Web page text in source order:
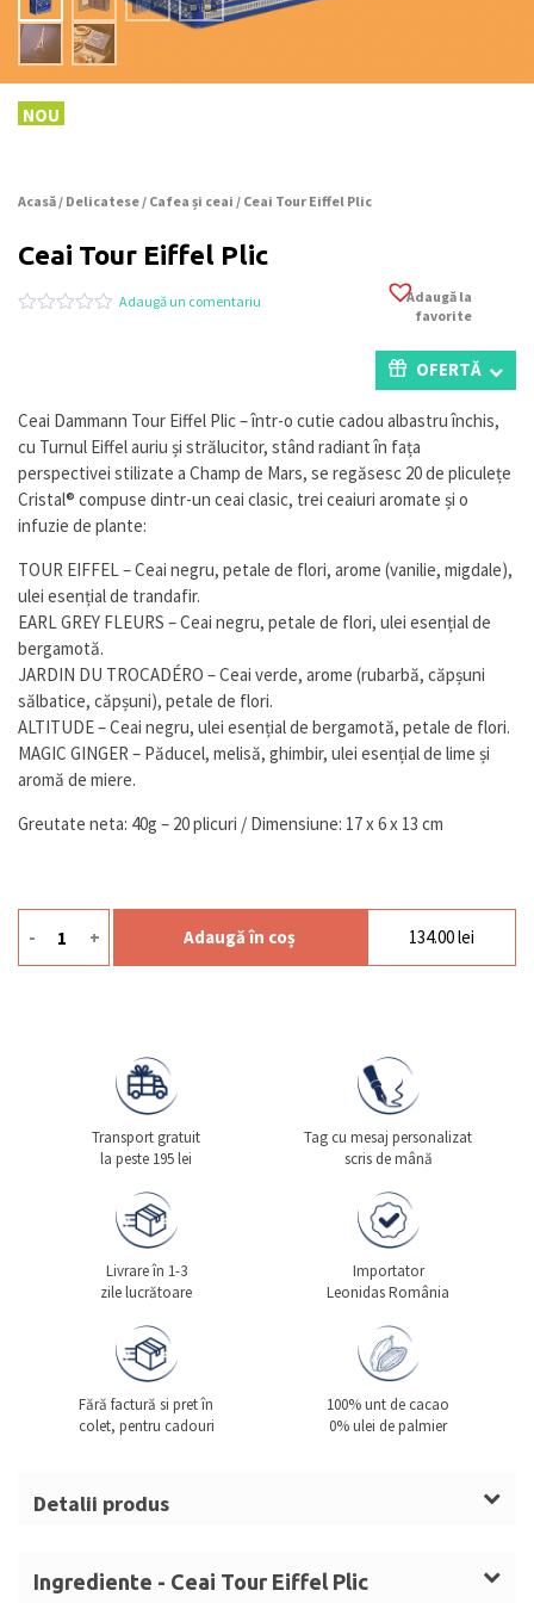
NOU
Acasă / Delicatese / Cafea și ceai / Ceai Tour Eiffel Plic
Ceai Tour Eiffel Plic
pe
a
evaluări
de
la
clienți
Adaugă un comentariu
Adaugă la
favorite
OFERTĂ
Ceai Dammann Tour Eiffel Plic – într-o cutie cadou albastru închis,
cu Turnul Eiffel auriu și strălucitor, stând radiant în fața
perspectivei stilizate a Champ de Mars, se regăsesc 20 de pliculețe
Cristal® compuse dintr-un ceai clasic, trei ceaiuri aromate și o
infuzie de plante:
TOUR EIFFEL – Ceai negru, petale de flori, arome (vanilie, migdale),
ulei esențial de trandafir.
EARL GREY FLEURS – Ceai negru, petale de flori, ulei esențial de
bergamotă.
JARDIN DU TROCADÉRO – Ceai verde, arome (rubarbă, căpșuni
sălbatice, căpșuni), petale de flori.
ALTITUDE – Ceai negru, ulei esențial de bergamotă, petale de flori.
MAGIC GINGER – Păducel, melisă, ghimbir, ulei esențial de lime și
aromă de miere.
Greutate neta: 40g – 20 plicuri / Dimensiune: 17 x 6 x 13 cm
Cantitate Ceai Tour Eiffel Plic
- + Adaugă în coș 134.00lei
Transport gratuit
la peste 195 lei
Tag cu mesaj personalizat
scris de mână
Livrare în 1-3
zile lucrătoare
Importator
Leonidas România
Fără factură si pret în
colet, pentru cadouri
100% unt de cacao
0% ulei de palmier
Detalii produs
Tip produs: ceaiuri aromatizate și infuzie de plante
Ingrediente - Ceai Tour Eiffel Plic